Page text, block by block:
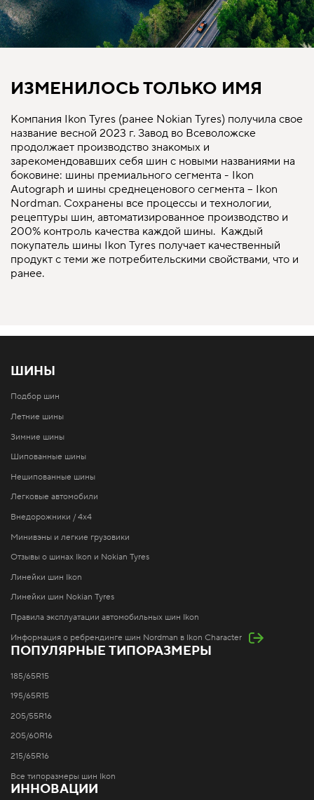
ИЗМЕНИЛОСЬ ТОЛЬКО ИМЯ
Компания Ikon Tyres (ранее Nokian Tyres) получила свое
название весной 2023 г. Завод во Всеволожске
продолжает производство знакомых и
зарекомендовавших себя шин с новыми названиями на
боковине: шины премиального сегмента - Ikon
Autograph и шины среднеценового сегмента – Ikon
Nordman. Сохранены все процессы и технологии,
рецептуры шин, автоматизированное производство и
200% контроль качества каждой шины. Каждый
покупатель шины Ikon Tyres получает качественный
продукт с теми же потребительскими свойствами, что и
ранее.
ШИНЫ
Подбор шин
Летние шины
Зимние шины
Шипованные шины
Нешипованные шины
Легковые автомобили
Внедорожники / 4x4
Минивэны и легкие грузовики
Отзывы о шинах Ikon и Nokian Tyres
Линейки шин Ikon
Линейки шин Nokian Tyres
Правила эксплуатации автомобильных шин Ikon
Информация о ребрендинге шин Nordman в Ikon Character
ПОПУЛЯРНЫЕ ТИПОРАЗМЕРЫ
185/65R15
195/65R15
205/55R16
205/60R16
215/65R16
Все типоразмеры шин Ikon
ИННОВАЦИИ